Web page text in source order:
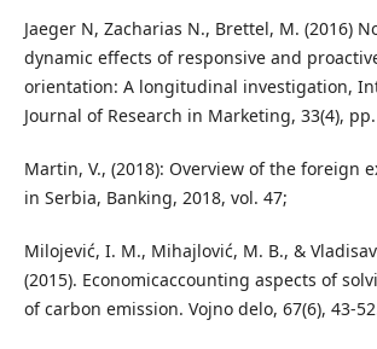
Jaeger N, Zacharias N., Brettel, M. (2016)
dynamic effects of responsive and
orientation: A longitudinal investigation,
Journal of Research in Marketing, 33(4),
Martin, V., (2018): Overview of the foreign
in Serbia, Banking, 2018, vol. 47;
Milojević, I. M., Mihajlović, M. B., &
(2015). Economicaccounting aspects of
of carbon emission. Vojno delo, 67(6), 43-